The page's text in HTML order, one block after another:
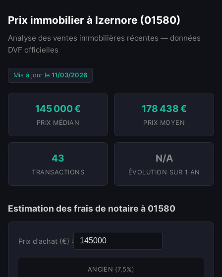
Prix immobilier à Izernore (01580)
Analyse des ventes immobilières récentes — données
DVF officielles
Mis à jour le 11/03/2026
145 000 €
PRIX MÉDIAN
178 438 €
PRIX MOYEN
43
TRANSACTIONS
N/A
ÉVOLUTION SUR 1 AN
Estimation des frais de notaire à 01580
Prix d'achat (€) :
ANCIEN (7,5%)